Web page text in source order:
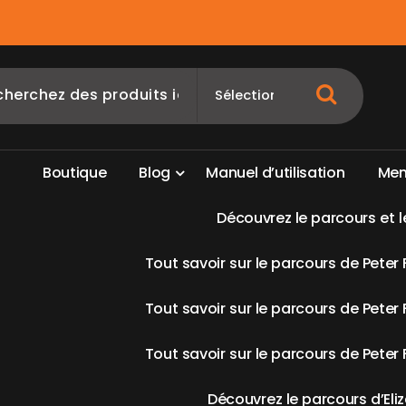
Boutique Blog Manuel d’utilisation Men
Découvrez le parcours et l
Tout savoir sur le parcours de Peter
Tout savoir sur le parcours de Peter
Tout savoir sur le parcours de Peter
Découvrez le parcours d’Eliz